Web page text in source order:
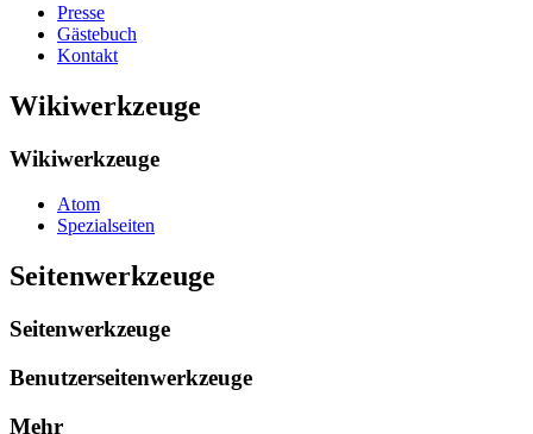
Presse
Gästebuch
Kontakt
Wikiwerkzeuge
Wikiwerkzeuge
Atom
Spezialseiten
Seitenwerkzeuge
Seitenwerkzeuge
Benutzerseitenwerkzeuge
Mehr